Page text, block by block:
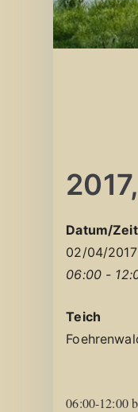
Datum/Zeit
02/04/2017
06:00 -
Teich
06:00-12:00